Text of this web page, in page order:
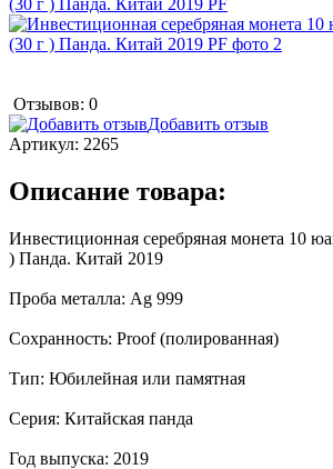
Отзывов: 0
Добавить отзыв
Артикул: 2265
Описание товара:
Инвестиционная серебряная монета 10
) Панда. Китай 2019
Проба металла: Ag 999
Сохранность: Proof (полированная)
Тип: Юбилейная или памятная
Серия: Китайская панда
Год выпуска: 2019